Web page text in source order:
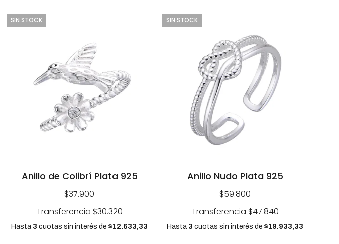
SIN STOCK
Anillo de Colibrí Plata 925
$37.900
Transferencia $30.320
Hasta 3 cuotas sin interés de $12.633,33
SIN STOCK
Anillo Nudo Plata 925
$59.800
Transferencia $47.840
Hasta 3 cuotas sin interés de $19.933,33